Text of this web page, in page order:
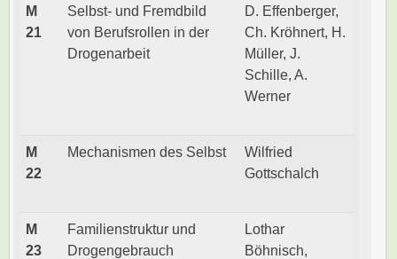
M
21
Selbst- und Fremdbild
von Berufsrollen in der
Drogenarbeit
D. Effenberger,
Ch. Kröhnert, H.
Müller, J.
Schille, A.
Werner
M
22
Mechanismen des Selbst
Wilfried
Gottschalch
M
23
Familienstruktur und
Drogengebrauch
Lothar
Böhnisch,